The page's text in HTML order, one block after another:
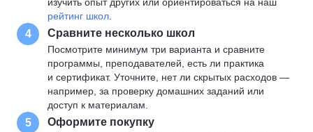
рейтинг школ
4 Сравните несколько школ
Посмотрите минимум три варианта и сравните
программы, преподавателей, есть ли практика
и сертификат. Уточните, нет ли скрытых расходов —
например, за проверку домашних заданий или
доступ к материалам.
5 Оформите покупку